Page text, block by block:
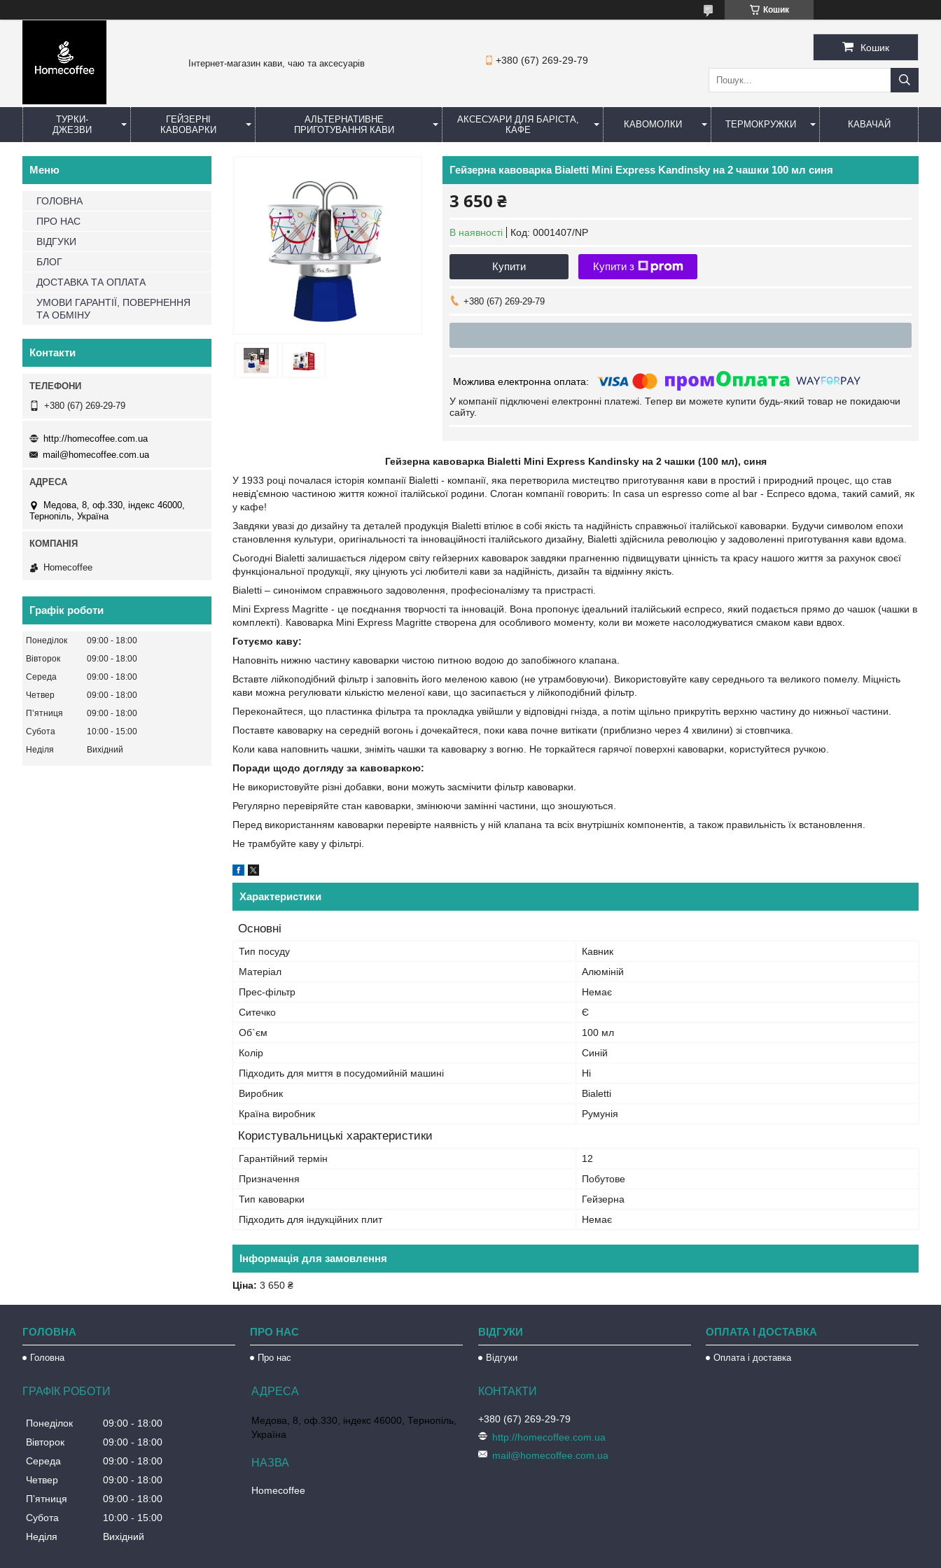
Кошик
Інтернет-магазин кави, чаю та аксесуарів +380 (67) 269-29-79
Кошик
ТУРКИ-
ДЖЕЗВИ
ГЕЙЗЕРНІ
КАВОВАРКИ
АЛЬТЕРНАТИВНЕ
ПРИГОТУВАННЯ КАВИ
АКСЕСУАРИ ДЛЯ БАРІСТА,
КАФЕ
КАВОМОЛКИ ТЕРМОКРУЖКИ КАВАЧАЙ
Гейзерна кавоварка Bialetti Mini Express Kandinsky на 2 чашки 100 мл синя
3 650 ₴
В наявності Код: 0001407/NP
Купити Купити з
+380 (67) 269-29-79
У компанії підключені електронні платежі. Тепер ви можете купити будь-який товар не покидаючи
сайту.
Гейзерна кавоварка Bialetti Mini Express Kandinsky на 2 чашки (100 мл), синя
У 1933 році почалася історія компанії Bialetti - компанії, яка перетворила мистецтво приготування кави в простий і природний процес, що став
невід'ємною частиною життя кожної італійської родини. Слоган компанії говорить: In casa un espresso come al bar - Еспресо вдома, такий самий, як
у кафе!
Завдяки увазі до дизайну та деталей продукція Bialetti втілює в собі якість та надійність справжньої італійської кавоварки. Будучи символом епохи
становлення культури, оригінальності та інноваційності італійського дизайну, Bialetti здійснила революцію у задоволенні приготування кави вдома.
Сьогодні Bialetti залишається лідером світу гейзерних кавоварок завдяки прагненню підвищувати цінність та красу нашого життя за рахунок своєї
функціональної продукції, яку цінують усі любителі кави за надійність, дизайн та відмінну якість.
Bialetti – синонімом справжнього задоволення, професіоналізму та пристрасті.
Mini Express Magritte - це поєднання творчості та інновацій. Вона пропонує ідеальний італійський еспресо, який подається прямо до чашок (чашки в
комплекті). Кавоварка Mini Express Magritte створена для особливого моменту, коли ви можете насолоджуватися смаком кави вдвох.
Готуємо каву:
Наповніть нижню частину кавоварки чистою питною водою до запобіжного клапана.
Вставте лійкоподібний фільтр і заповніть його меленою кавою (не утрамбовуючи). Використовуйте каву середнього та великого помелу. Міцність
кави можна регулювати кількістю меленої кави, що засипається у лійкоподібний фільтр.
Переконайтеся, що пластинка фільтра та прокладка увійшли у відповідні гнізда, а потім щільно прикрутіть верхню частину до нижньої частини.
Поставте кавоварку на середній вогонь і дочекайтеся, поки кава почне витікати (приблизно через 4 хвилини) зі стовпчика.
Коли кава наповнить чашки, зніміть чашки та кавоварку з вогню. Не торкайтеся гарячої поверхні кавоварки, користуйтеся ручкою.
Поради щодо догляду за кавоваркою:
Не використовуйте різні добавки, вони можуть засмічити фільтр кавоварки.
Регулярно перевіряйте стан кавоварки, змінюючи замінні частини, що зношуються.
Перед використанням кавоварки перевірте наявність у ній клапана та всіх внутрішніх компонентів, а також правильність їх встановлення.
Не трамбуйте каву у фільтрі.
Характеристики
Основні
Тип посуду
Кавник
Матеріал
Алюміній
Прес-фільтр
Немає
Ситечко
Є
Об`єм
100 мл
Колір
Синій
Підходить для миття в посудомийній машині
Ні
Виробник
Bialetti
Країна виробник
Румунія
Користувальницькі характеристики
Гарантійний термін
12
Призначення
Побутове
Тип кавоварки
Гейзерна
Підходить для індукційних плит
Немає
Інформація для замовлення
Ціна: 3 650 ₴
ГОЛОВНА
ПРО НАС
ВІДГУКИ
БЛОГ
ДОСТАВКА ТА ОПЛАТА
УМОВИ ГАРАНТІЇ, ПОВЕРНЕННЯ
ТА ОБМІНУ
Контакти
+380 (67) 269-29-79
http://homecoffee.com.ua
mail@homecoffee.com.ua
Медова, 8, оф.330, індекс 46000,
Тернопіль, Україна
Homecoffee
Графік роботи
Понеділок 09:00
18:00
Вівторок
09:00
18:00
Середа
09:00
18:00
Четвер
09:00
18:00
Пʼятниця
09:00
18:00
Субота
10:00
15:00
Неділя
Вихідний
ГОЛОВНА
Головна
ПРО НАС
Про нас
ВІДГУКИ
Відгуки
ОПЛАТА І ДОСТАВКА
Оплата і доставка
ГРАФІК РОБОТИ
Понеділок 09:00
18:00
Вівторок
09:00
18:00
Середа
09:00
18:00
Четвер
09:00
18:00
Пʼятниця
09:00
18:00
Субота
10:00
15:00
Неділя
Вихідний
Медова, 8, оф.330, індекс 46000, Тернопіль,
Україна
Homecoffee
+380 (67) 269-29-79
http://homecoffee.com.ua
mail@homecoffee.com.ua